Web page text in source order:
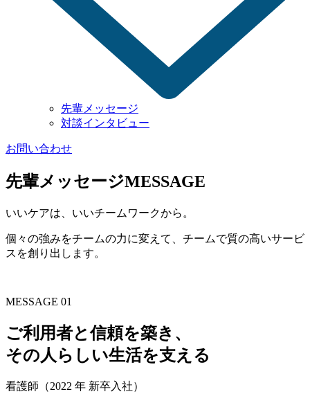
先輩メッセージ
対談インタビュー
お問い合わせ
先輩メッセージMESSAGE
いいケアは、 いいチームワークから。
個々の強みをチームの力に変えて、チームで質の高いサービ
スを創り出します。
MESSAGE 01
ご利用者と信頼を築き、
その人らしい生活を支える
看護師 （2022 年 新卒入社）